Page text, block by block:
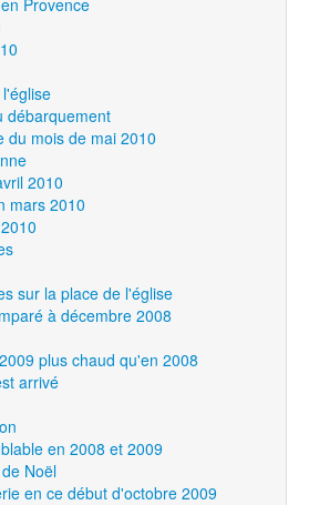
débarquement
du mois de mai 2010
2010
mars 2010
sur la place de l'église
à décembre 2008
plus chaud qu'en 2008
arrivé
en 2008 et 2009
Noël
en ce début d'octobre 2009